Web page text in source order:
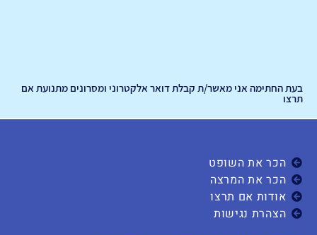
בעת החתימה אני מאשר/ת קבלת דואר אלקטרוני ומסרונים מתנועת אם
תרצו
הכר את השופט
הכר את המרצה
אודות אם תרצו
הצהרת נגישות